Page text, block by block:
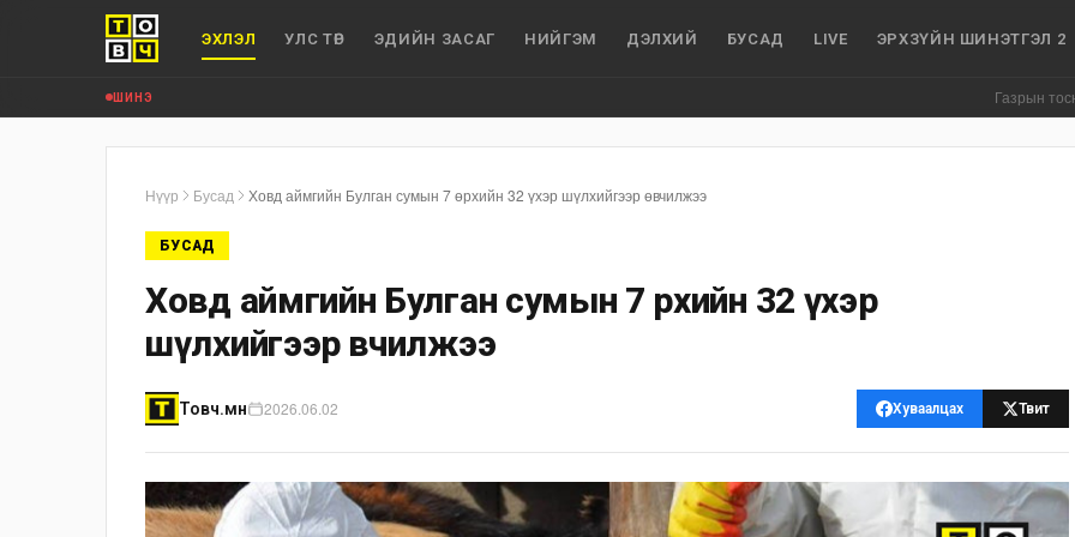
ЭХЛЭЛ УЛС ТӨР ЭДИЙН ЗАСАГ НИЙГЭМ ДЭЛХИЙ БУСАД LIVE ЭРХЗҮЙН ШИНЭТГЭЛ 2
ШИНЭ Газрын тосны
Нүүр Бусад Ховд аймгийн Булган сумын 7 өрхийн 32 үхэр шүлхийгээр өвчилжээ
БУСАД
Ховд аймгийн Булган сумын 7 өрхийн 32 үхэр
шүлхийгээр өвчилжээ
Товч.мн 2026.06.02 Хуваалцах Твит